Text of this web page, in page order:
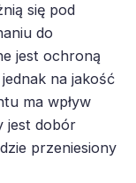
się pod
do
jest ochroną
na jakość
ma wpływ
jest dobór
przeniesiony